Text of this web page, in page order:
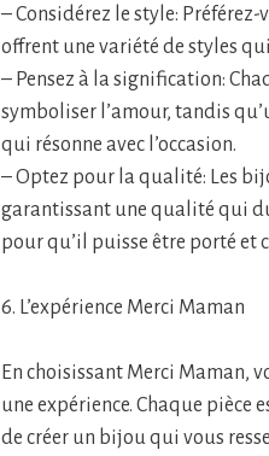
– Considérez le style:
offrent une variété de styles
– Pensez à la signification:
symboliser l’amour, tandis
qui résonne avec l’occasion.
– Optez pour la qualité: Les
garantissant une qualité qui
pour qu’il puisse être porté et
6. L’expérience Merci Maman
En choisissant Merci Maman,
une expérience. Chaque pièce
de créer un bijou qui vous